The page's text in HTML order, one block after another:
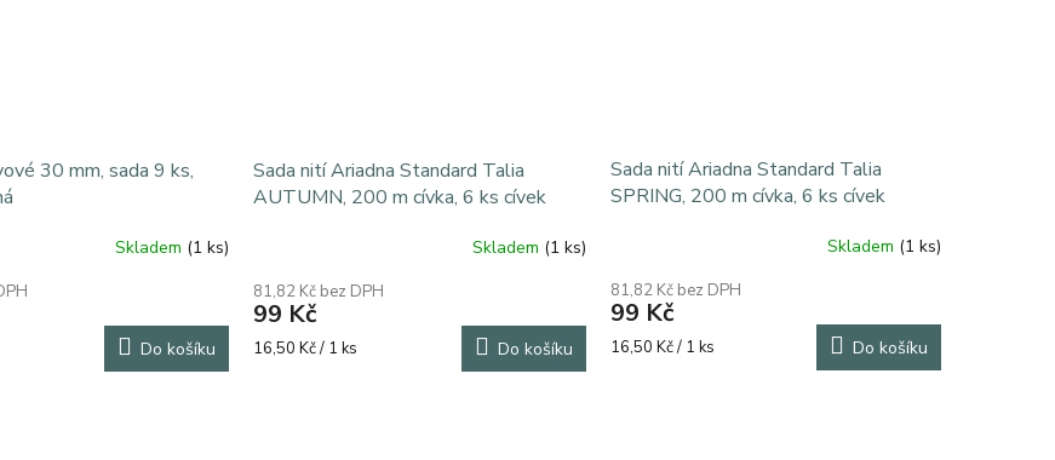
růžová 330 malinová 345 vínová348 fialová 455 bledě modrá 550
30 mm, sada 9 ks,
Skladem (1 ks)
Do košíku
Sada nití Ariadna Standard Talia
AUTUMN, 200 m cívka, 6 ks cívek
produktu
je
5,0
Skladem (1 ks)
81,82 Kč bez DPH
99 Kč
Měrná
16,50 Kč / 1 ks Do košíku
Sada nití Ariadna Standard Talia
SPRING, 200 m cívka, 6 ks cívek
produktu
je
5,0
Skladem (1 ks)
81,82 Kč bez DPH
99 Kč
Měrná
16,50 Kč / 1 ks Do košíku